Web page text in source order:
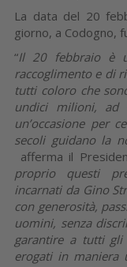
La data del 20
giorno, a Codogno,
“Il 20 febbraio è
raccoglimento e di
tutti coloro che
undici milioni, ad
un’occasione per
secoli guidano la
afferma il
proprio questi
incarnati da Gino
con generosità,
uomini, senza
garantire a tutti
erogati in maniera